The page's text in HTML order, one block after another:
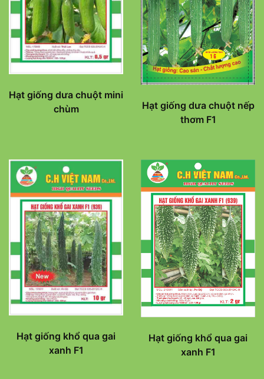
Hạt giống dưa chuột mini
chùm
Hạt giống dưa chuột nếp
thơm F1
Hạt giống khổ qua gai
xanh F1
Hạt giống khổ qua gai
xanh F1